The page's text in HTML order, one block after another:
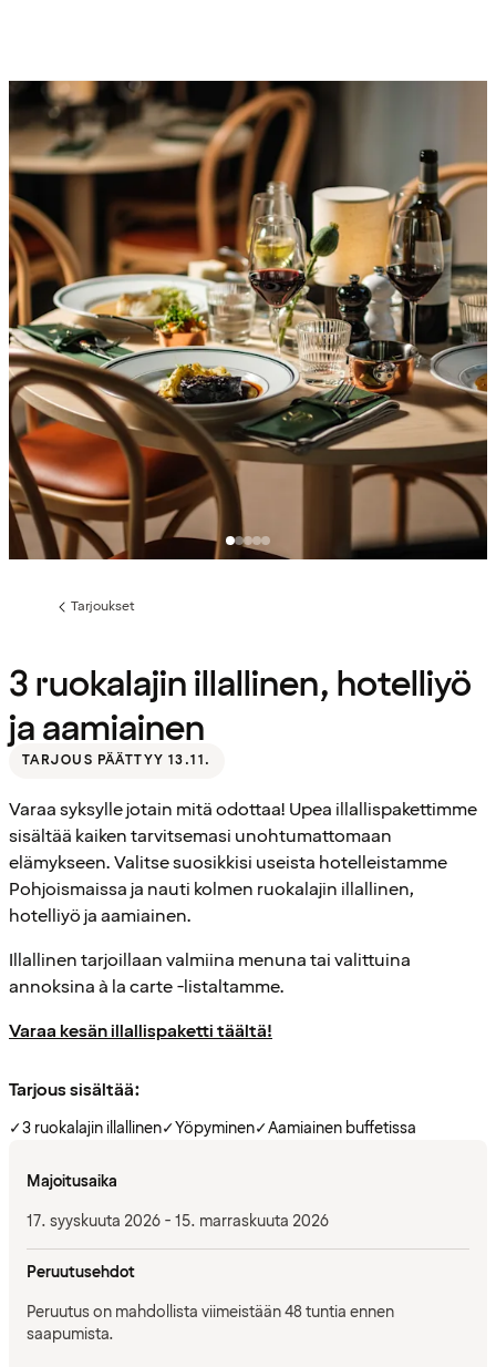
Edellinen
Tarjoukset
3 ruokalajin illallinen, hotelliyö
ja aamiainen
TARJOUS PÄÄTTYY 13.11.
Varaa syksylle jotain mitä odottaa! Upea illallispakettimme
sisältää kaiken tarvitsemasi unohtumattomaan
elämykseen. Valitse suosikkisi useista hotelleistamme
Pohjoismaissa ja nauti kolmen ruokalajin illallinen,
hotelliyö ja aamiainen.
Illallinen tarjoillaan valmiina menuna tai valittuina
annoksina à la carte -listaltamme.
Varaa kesän illallispaketti täältä!
Tarjous sisältää:
✓3 ruokalajin illallinen✓Yöpyminen✓Aamiainen buffetissa
Majoitusaika
17. syyskuuta 2026 - 15. marraskuuta 2026
Peruutusehdot
Peruutus on mahdollista viimeistään 48 tuntia ennen
saapumista.